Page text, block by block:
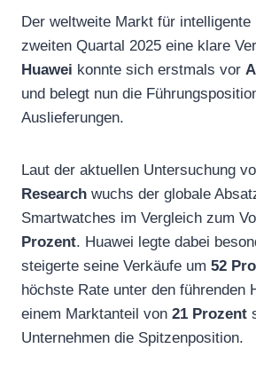
Der weltweite Markt für intelligente
zweiten Quartal 2025 eine klare
Huawei konnte sich erstmals vor
und belegt nun die
Auslieferungen.
Laut der aktuellen Untersuchung
Research wuchs der globale
Smartwatches im Vergleich zum
Prozent. Huawei legte dabei
steigerte seine Verkäufe um 52
höchste Rate unter den führenden
einem Marktanteil von 21 Prozent
Unternehmen die Spitzenposition.